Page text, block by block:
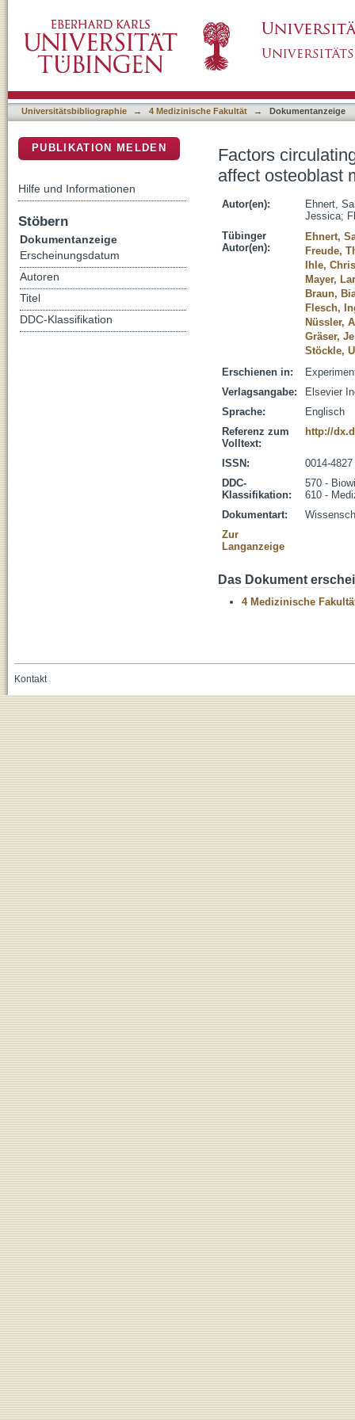
Description of a novel in vitro model
Universitätsbibliographie → 4 Medizinische Fakultät → Dokumentanzeige
Factors
affect osteoblast
Autor(en):
Ehnert,
Jessica;
Tübinger
Autor(en):
Ehnert,
Freude,
Ihle,
Mayer,
Braun,
Flesch,
Nüssler,
Gräser,
Stöckle,
Erschienen in:
Verlagsangabe:
Elsevier
Sprache:
Englisch
Referenz zum
Volltext:
http://
ISSN:
0014-4827
DDC-
Klassifikation:
570 -
610 -
Dokumentart:
Zur
Langanzeige
Das Dokument
4 Medizinische
PUBLIKATION MELDEN
Hilfe und Informationen
Stöbern
Dokumentanzeige
Erscheinungsdatum
Autoren
Titel
DDC-Klassifikation
Kontakt